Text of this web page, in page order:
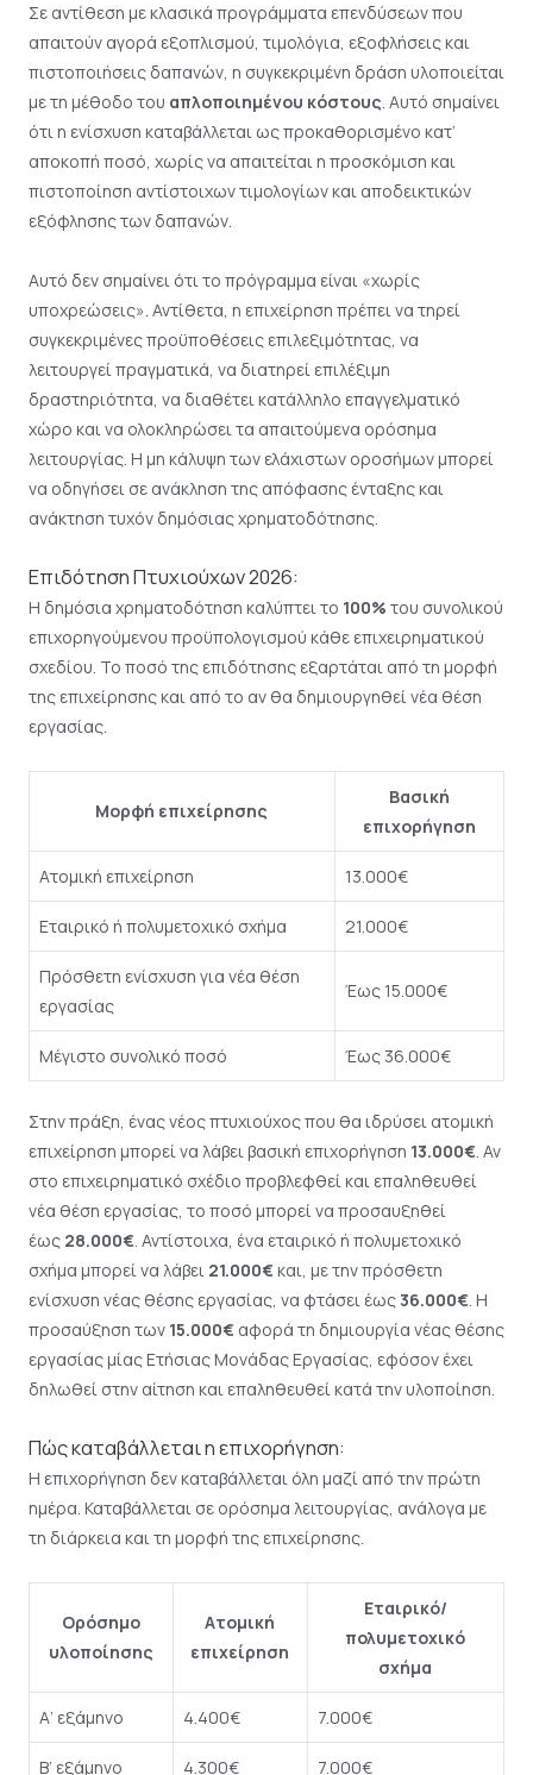
Σε αντίθεση με κλασικά προγράμματα επενδύσεων που
απαιτούν αγορά εξοπλισμού, τιμολόγια, εξοφλήσεις και
πιστοποιήσεις δαπανών, η συγκεκριμένη δράση υλοποιείται
με τη μέθοδο του απλοποιημένου κόστους. Αυτό σημαίνει
ότι η ενίσχυση καταβάλλεται ως προκαθορισμένο κατ’
αποκοπή ποσό, χωρίς να απαιτείται η προσκόμιση και
πιστοποίηση αντίστοιχων τιμολογίων και αποδεικτικών
εξόφλησης των δαπανών.
Αυτό δεν σημαίνει ότι το πρόγραμμα είναι «χωρίς
υποχρεώσεις». Αντίθετα, η επιχείρηση πρέπει να τηρεί
συγκεκριμένες προϋποθέσεις επιλεξιμότητας, να
λειτουργεί πραγματικά, να διατηρεί επιλέξιμη
δραστηριότητα, να διαθέτει κατάλληλο επαγγελματικό
χώρο και να ολοκληρώσει τα απαιτούμενα ορόσημα
λειτουργίας. Η μη κάλυψη των ελάχιστων οροσήμων μπορεί
να οδηγήσει σε ανάκληση της απόφασης ένταξης και
ανάκτηση τυχόν δημόσιας χρηματοδότησης.
Επιδότηση Πτυχιούχων 2026:
Η δημόσια χρηματοδότηση καλύπτει το 100% του συνολικού
επιχορηγούμενου προϋπολογισμού κάθε επιχειρηματικού
σχεδίου. Το ποσό της επιδότησης εξαρτάται από τη μορφή
της επιχείρησης και από το αν θα δημιουργηθεί νέα θέση
εργασίας.
Μορφή επιχείρησης
Βασική
επιχορήγηση
Ατομική επιχείρηση 13.000€
Εταιρικό ή πολυμετοχικό σχήμα 21.000€
Πρόσθετη ενίσχυση για νέα θέση
εργασίας
Έως 15.000€
Μέγιστο συνολικό ποσό Έως 36.000€
Στην πράξη, ένας νέος πτυχιούχος που θα ιδρύσει ατομική
επιχείρηση μπορεί να λάβει βασική επιχορήγηση 13.000€. Αν
στο επιχειρηματικό σχέδιο προβλεφθεί και επαληθευθεί
νέα θέση εργασίας, το ποσό μπορεί να προσαυξηθεί
έως 28.000€. Αντίστοιχα, ένα εταιρικό ή πολυμετοχικό
σχήμα μπορεί να λάβει 21.000€και, με την πρόσθετη
ενίσχυση νέας θέσης εργασίας, να φτάσει έως36.000€. Η
προσαύξηση των 15.000€αφορά τη δημιουργία νέας θέσης
εργασίας μίας Ετήσιας Μονάδας Εργασίας, εφόσον έχει
δηλωθεί στην αίτηση και επαληθευθεί κατά την υλοποίηση.
Πώς καταβάλλεται η επιχορήγηση:
Η επιχορήγηση δεν καταβάλλεται όλη μαζί από την πρώτη
ημέρα. Καταβάλλεται σε ορόσημα λειτουργίας, ανάλογα με
τη διάρκεια και τη μορφή της επιχείρησης.
Ορόσημο
υλοποίησης
Ατομική
επιχείρηση
Εταιρικό/
πολυμετοχικό
σχήμα
Α’ εξάμηνο 4.400€ 7.000€
Β’ εξάμηνο 4.300€ 7.000€